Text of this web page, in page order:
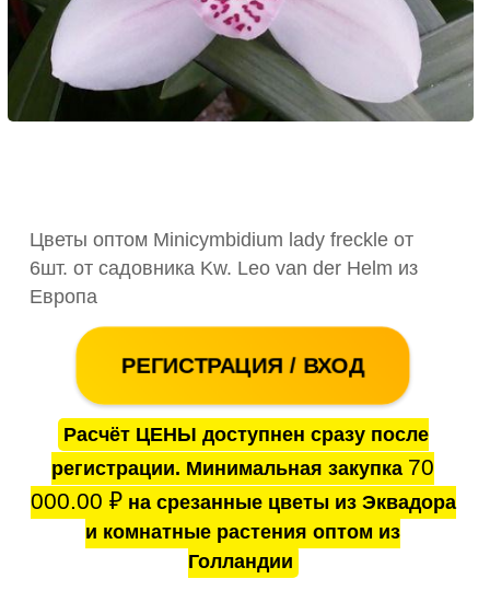
Цветы оптом Minicymbidium lady freckle от
6шт. от садовника Kw. Leo van der Helm из
Европа
РЕГИСТРАЦИЯ / ВХОД
Расчёт ЦЕНЫ доступнен сразу после
регистрации. Минимальная закупка 70
000.00 ₽на срезанные цветы из Эквадора
и комнатные растения оптом из
Голландии